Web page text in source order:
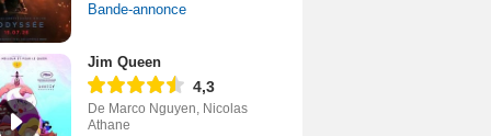
Bande-annonce
Jim Queen
4,3
De Marco Nguyen, Nicolas
Athane